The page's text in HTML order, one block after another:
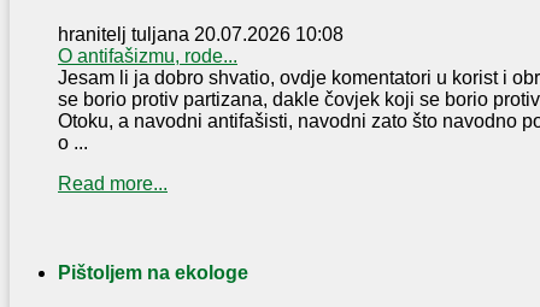
hranitelj tuljana 20.07.2026 10:08
O antifašizmu, rode...
Jesam li ja dobro shvatio, ovdje komentatori u korist i
se borio protiv partizana, dakle čovjek koji se borio
Otoku, a navodni antifašisti, navodni zato što navodno
o ...
Read more...
Pištoljem na ekologe